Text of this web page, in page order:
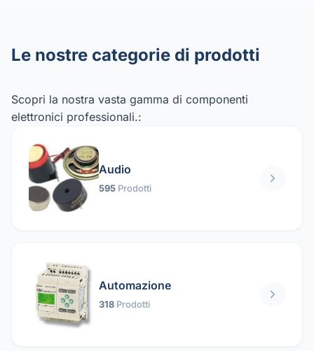
Le nostre categorie di prodotti
Scopri la nostra vasta gamma di componenti
elettronici professionali.:
Audio
595 Prodotti
Automazione
318 Prodotti